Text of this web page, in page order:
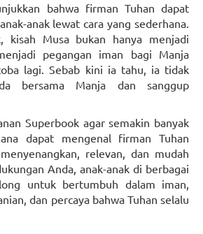
bahwa firman Tuhan dapat
anak lewat cara yang sederhana.
kisah Musa bukan hanya menjadi
pegangan iman bagi Manja
lagi. Sebab kini ia tahu, ia tidak
bersama Manja dan sanggup
Superbook agar semakin banyak
dapat mengenal firman Tuhan
relevan, dan mudah
Anda, anak-anak di berbagai
untuk bertumbuh dalam iman,
dan percaya bahwa Tuhan selalu